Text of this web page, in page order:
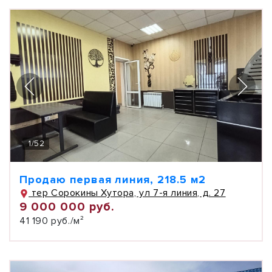
1/52
Продаю первая линия, 218.5 м2
тер Сорокины Хутора, ул 7-я линия, д. 27
9 000 000 руб.
41 190 руб./м²